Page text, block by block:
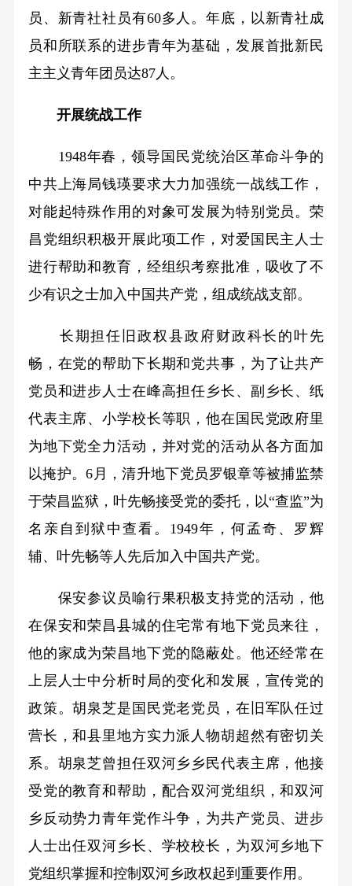
员、新青社社员有60多人。年底，以新青社成
员和所联系的进步青年为基础，发展首批新民
主主义青年团员达87人。
开展统战工作
1948年春，领导国民党统治区革命斗争的
中共上海局钱瑛要求大力加强统一战线工作，
对能起特殊作用的对象可发展为特别党员。荣
昌党组织积极开展此项工作，对爱国民主人士
进行帮助和教育，经组织考察批准，吸收了不
少有识之士加入中国共产党，组成统战支部。
长期担任旧政权县政府财政科长的叶先
畅，在党的帮助下长期和党共事，为了让共产
党员和进步人士在峰高担任乡长、副乡长、纸
代表主席、小学校长等职，他在国民党政府里
为地下党全力活动，并对党的活动从各方面加
以掩护。6月，清升地下党员罗银章等被捕监禁
于荣昌监狱，叶先畅接受党的委托，以“查监”为
名亲自到狱中查看。1949年，何孟奇、罗辉
辅、叶先畅等人先后加入中国共产党。
保安参议员喻行果积极支持党的活动，他
在保安和荣昌县城的住宅常有地下党员来往，
他的家成为荣昌地下党的隐蔽处。他还经常在
上层人士中分析时局的变化和发展，宣传党的
政策。胡泉芝是国民党老党员，在旧军队任过
营长，和县里地方实力派人物胡超然有密切关
系。胡泉芝曾担任双河乡乡民代表主席，他接
受党的教育和帮助，配合双河党组织，和双河
乡反动势力青年党作斗争，为共产党员、进步
人士出任双河乡长、学校校长，为双河乡地下
党组织掌握和控制双河乡政权起到重要作用。